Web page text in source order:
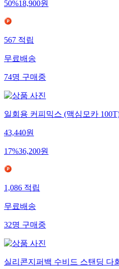
50%18,900원
567적립
무료배송
74명구매중
일회용 커피믹스 (맥심모카
43,440원
17%36,200원
1,086적립
무료배송
32명구매중
실리콘지퍼백 수비드 스탠딩 다